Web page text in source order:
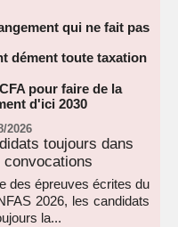
qui ne fait pas
dément toute taxation
pour faire de la
d'ici 2030
2026
toujours dans
convocations
des épreuves écrites du
2026, les candidats
la...